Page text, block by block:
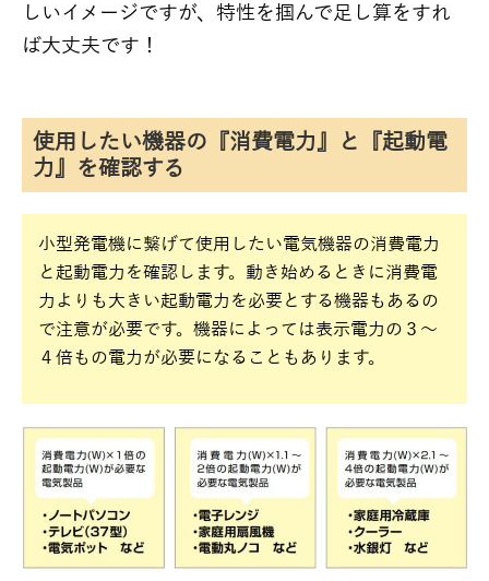
しいイメージですが、特性を掴んで足し算をすれ
ば大丈夫です！
使用したい機器の『消費電力』と『起動電
力』を確認する
小型発電機に繋げて使用したい電気機器の消費電力
と起動電力を確認します。動き始めるときに消費電
力よりも大きい起動電力を必要とする機器もあるの
で注意が必要です。機器によっては表示電力の３～
４倍もの電力が必要になることもあります。